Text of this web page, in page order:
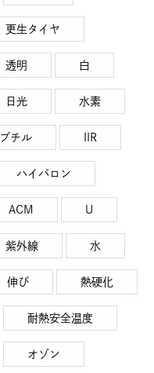
更生タイヤ
透明 白
日光 水素
ブチル IIR
ハイパロン
ACM U
紫外線 水
伸び 熱硬化
耐熱安全温度
オゾン